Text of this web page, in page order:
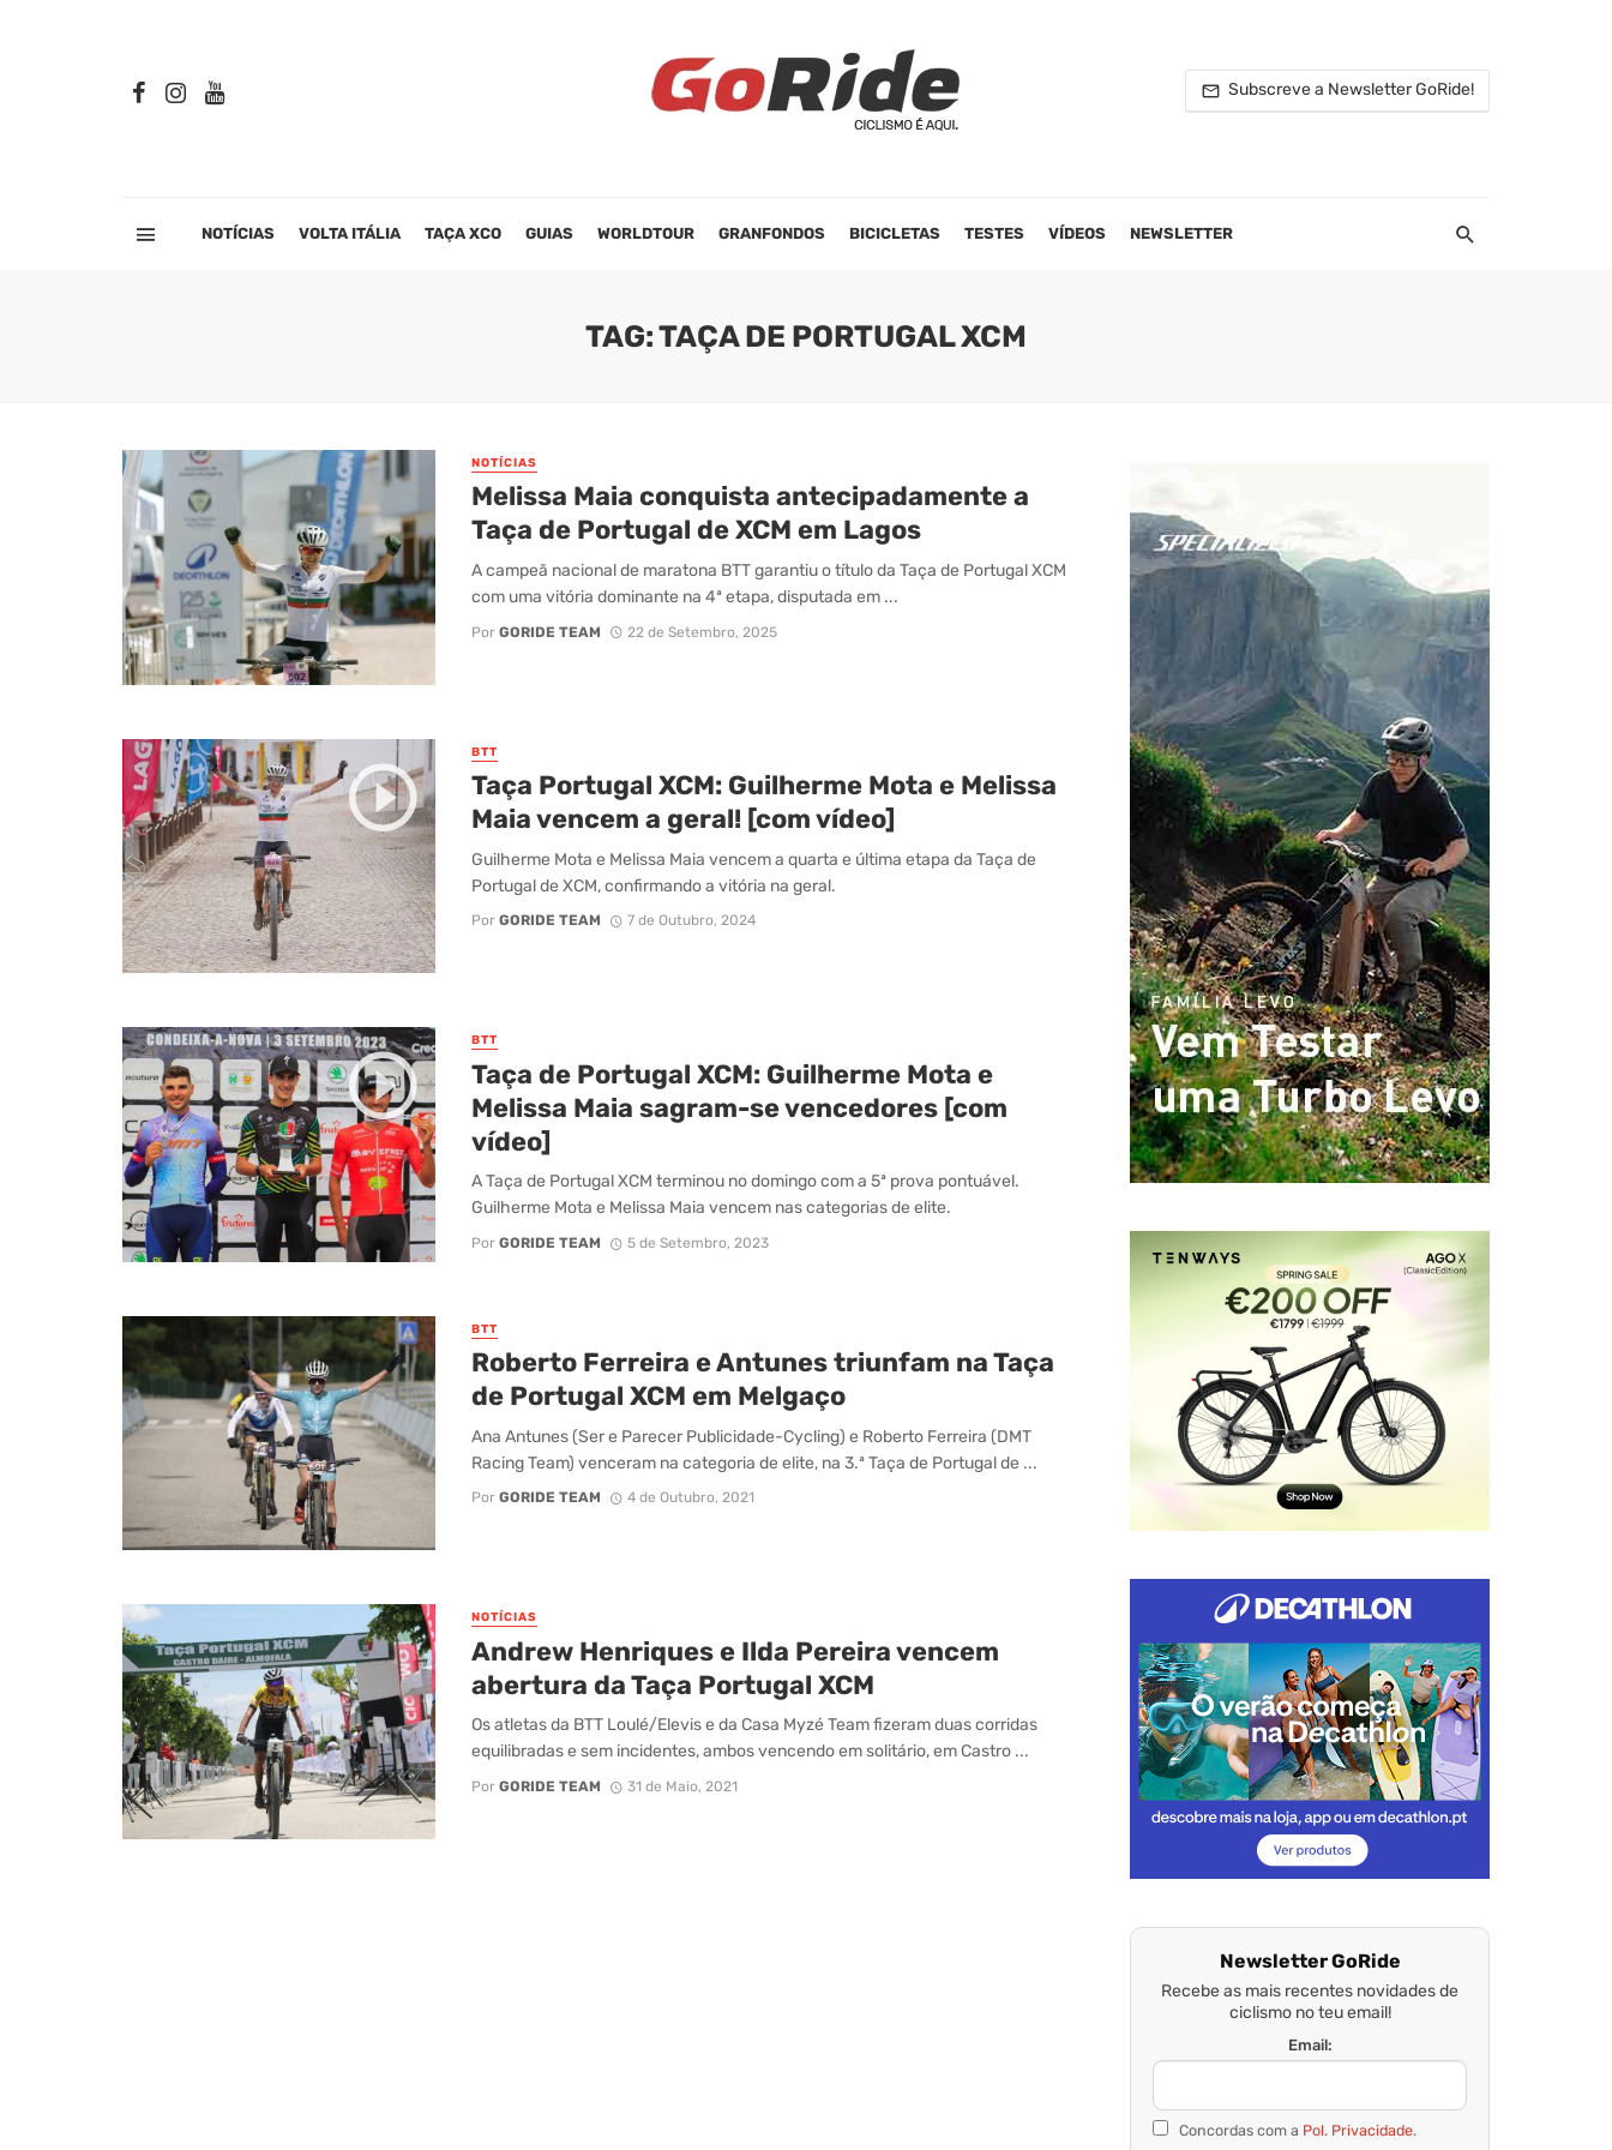
Subscreve a Newsletter GoRide!
NOTÍCIAS VOLTA ITÁLIA TAÇA XCO GUIAS WORLDTOUR GRANFONDOS BICICLETAS TESTES VÍDEOS NEWSLETTER
TAG: TAÇA DE PORTUGAL XCM
NOTÍCIAS
Melissa Maia conquista antecipadamente a
Taça de Portugal de XCM em Lagos
A campeã nacional de maratona BTT garantiu o título da Taça de Portugal XCM
com uma vitória dominante na 4ª etapa, disputada em ...
Por GORIDE TEAM 22 de Setembro, 2025
BTT
Taça Portugal XCM: Guilherme Mota e Melissa
Maia vencem a geral! [com vídeo]
Guilherme Mota e Melissa Maia vencem a quarta e última etapa da Taça de
Portugal de XCM, confirmando a vitória na geral.
Por GORIDE TEAM 7 de Outubro, 2024
BTT
Taça de Portugal XCM: Guilherme Mota e
Melissa Maia sagram-se vencedores [com
vídeo]
A Taça de Portugal XCM terminou no domingo com a 5ª prova pontuável.
Guilherme Mota e Melissa Maia vencem nas categorias de elite.
Por GORIDE TEAM 5 de Setembro, 2023
BTT
Roberto Ferreira e Antunes triunfam na Taça
de Portugal XCM em Melgaço
Ana Antunes (Ser e Parecer Publicidade-Cycling) e Roberto Ferreira (DMT
Racing Team) venceram na categoria de elite, na 3.ª Taça de Portugal de ...
Por GORIDE TEAM 4 de Outubro, 2021
NOTÍCIAS
Andrew Henriques e Ilda Pereira vencem
abertura da Taça Portugal XCM
Os atletas da BTT Loulé/Elevis e da Casa Myzé Team fizeram duas corridas
equilibradas e sem incidentes, ambos vencendo em solitário, em Castro ...
Por GORIDE TEAM 31 de Maio, 2021
Newsletter GoRide
Recebe as mais recentes novidades de
ciclismo no teu email!
Email:
Concordas com a Pol. Privacidade.